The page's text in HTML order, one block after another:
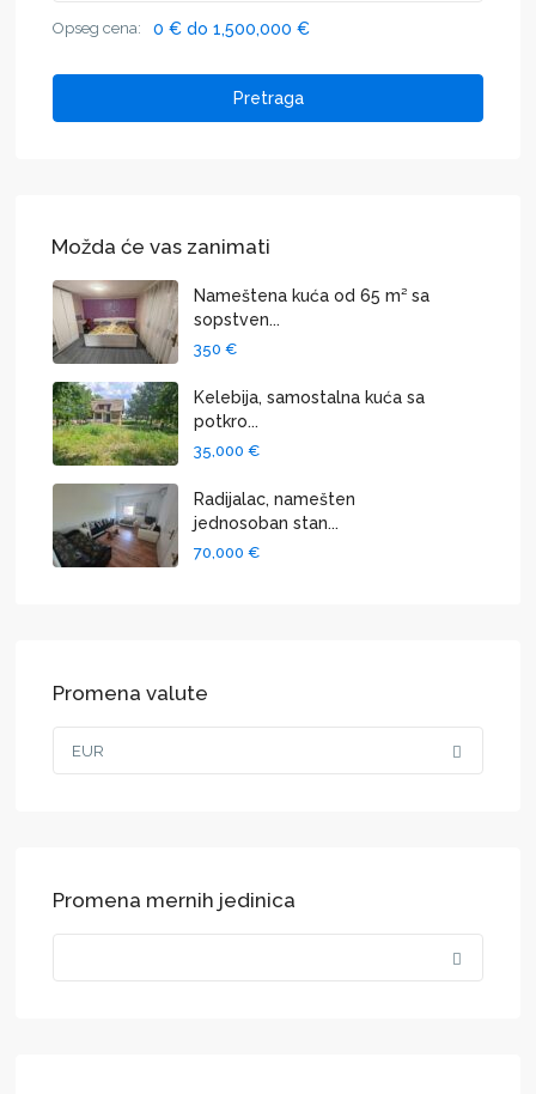
Opseg cena: 0 € do 1,500,000 €
Pretraga
Možda će vas zanimati
Nameštena kuća od 65 m² sa
sopstven...
350 €
Kelebija, samostalna kuća sa
potkro...
35,000 €
Radijalac, namešten
jednosoban stan...
70,000 €
Promena valute
EUR
Promena mernih jedinica